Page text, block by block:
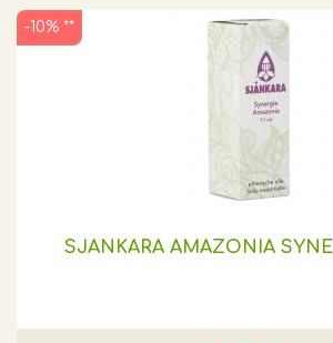
SJANKARA AMAZONIA
-10% **